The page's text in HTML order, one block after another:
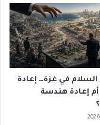
في غزة… إعادة
أم إعادة هندسة